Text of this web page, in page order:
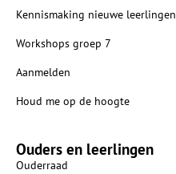
Kennismaking nieuwe leerlingen
Workshops groep 7
Aanmelden
Houd me op de hoogte
Ouders en leerlingen
Ouderraad